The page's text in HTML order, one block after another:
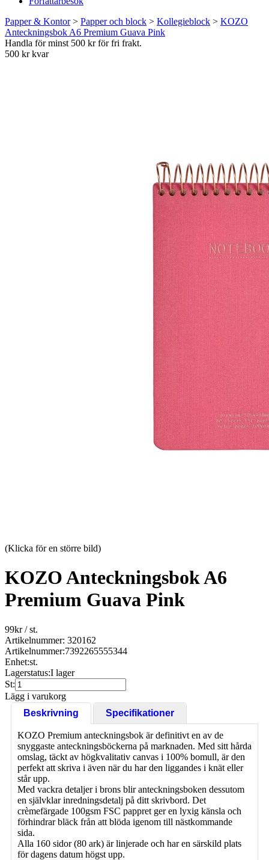
Papper & Kontor> Papper och block > Kollegieblock > KOZO
Anteckningsbok A6 Premium Guava Pink
Handla för minst 500 kr för fri frakt.
500 kr kvar
(Klicka för en större bild)
KOZO Anteckningsbok A6
Premium Guava Pink
99kr/ st.
Artikelnummer: 320162
Artikelnummer:7392265555344
Enhet:st.
Lagerstatus:I lager
St:
Lägg i varukorg
Beskrivning
Specifikationer
KOZO Premium anteckningsbok är definitivt en av de
snyggaste anteckningsböckerna på marknaden. Med sitt hårda
omslag, täckt av högkvalitativ canvas i 100% bomull, är den
perfekt att skriva i även när du har den liggandes i knät eller
står upp.
Med vackra detaljer i brons blir anteckningsboken dessutom
en självklar inredningsdetalj på ditt skrivbord. Det
crèmefärgade 100gsm FSC pappret ger en lyxig känsla och
förhindrar bläck från att blöda igenom till nästkommande
sida.
Alla 160 sidor (80 ark) är linjerade och har en särskild plats
för dagens datum högst upp.